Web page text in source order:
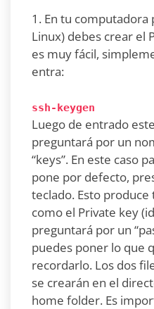
1. En tu computadora
Linux) debes crear el
es muy fácil,
entra:
ssh-keygen
Luego de entrado
preguntará por un
“keys”. En este caso
pone por defecto,
teclado. Esto produce
como el Private key
preguntará por un
puedes poner lo que
recordarlo. Los dos
se crearán en el
home folder. Es